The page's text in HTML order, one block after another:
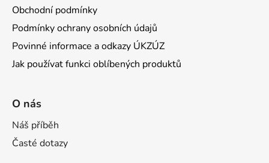
Obchodní podmínky
Podmínky ochrany osobních údajů
Povinné informace a odkazy ÚKZÚZ
Jak používat funkci oblíbených produktů
O nás
Náš příběh
Časté dotazy